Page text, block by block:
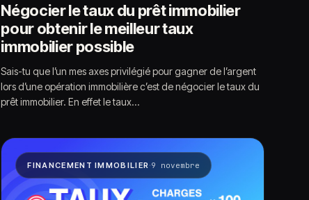
Négocier le taux du prêt immobilier
pour obtenir le meilleur taux
immobilier possible
Sais-tu que l’un mes axes privilégié pour gagner de l’argent
lors d’une opération immobilière c’est de négocier le taux du
prêt immobilier. En effet le taux…
FINANCEMENT IMMOBILIER·9 novembre